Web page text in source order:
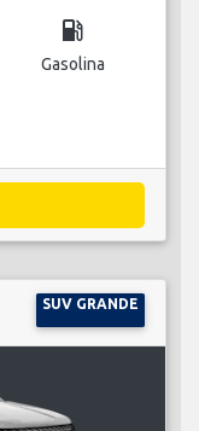
local_gas_station
Gasolina
SUV GRANDE